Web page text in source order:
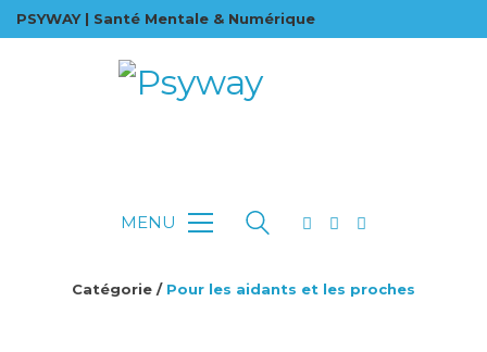
PSYWAY | Santé Mentale & Numérique
MENU
Catégorie / Pour les aidants et les proches